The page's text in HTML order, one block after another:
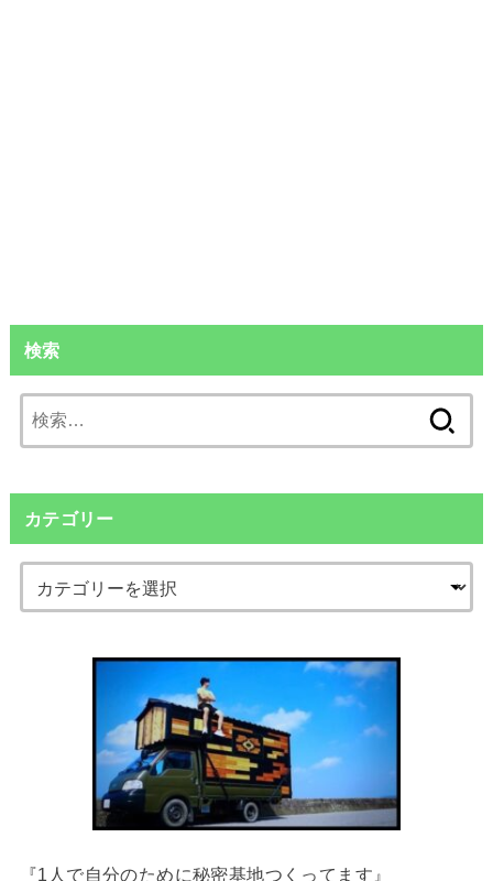
検索
索:
カテゴリー
『1人で自分のために秘密基地つくってます』